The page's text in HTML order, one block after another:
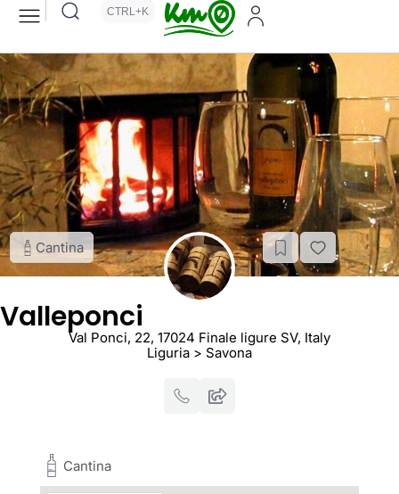
CTRL+K
Cantina
Valleponci
Val Ponci, 22, 17024 Finale ligure SV, Italy
Liguria > Savona
Cantina